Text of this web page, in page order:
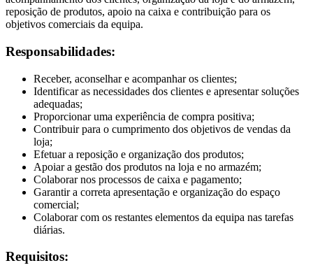
reposição de produtos, apoio na caixa e contribuição para os
objetivos comerciais da equipa.
Responsabilidades:
Receber, aconselhar e acompanhar os clientes;
Identificar as necessidades dos clientes e apresentar soluções
adequadas;
Proporcionar uma experiência de compra positiva;
Contribuir para o cumprimento dos objetivos de vendas da
loja;
Efetuar a reposição e organização dos produtos;
Apoiar a gestão dos produtos na loja e no armazém;
Colaborar nos processos de caixa e pagamento;
Garantir a correta apresentação e organização do espaço
comercial;
Colaborar com os restantes elementos da equipa nas tarefas
diárias.
Requisitos: